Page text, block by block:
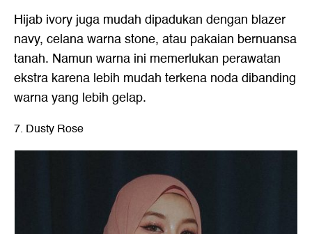
Hijab ivory juga mudah dipadukan dengan blazer
navy, celana warna stone, atau pakaian bernuansa
tanah. Namun warna ini memerlukan perawatan
ekstra karena lebih mudah terkena noda dibanding
warna yang lebih gelap.
7. Dusty Rose